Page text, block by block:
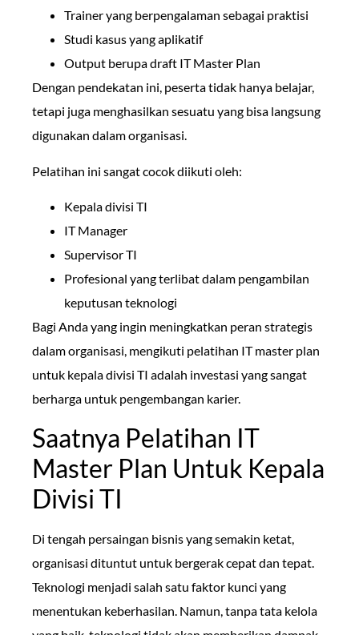
Trainer yang berpengalaman sebagai praktisi
Studi kasus yang aplikatif
Output berupa draft IT Master Plan
Dengan pendekatan ini, peserta tidak hanya belajar,
tetapi juga menghasilkan sesuatu yang bisa langsung
digunakan dalam organisasi.
Pelatihan ini sangat cocok diikuti oleh:
Kepala divisi TI
IT Manager
Supervisor TI
Profesional yang terlibat dalam pengambilan
keputusan teknologi
Bagi Anda yang ingin meningkatkan peran strategis
dalam organisasi, mengikuti pelatihan IT master plan
untuk kepala divisi TI adalah investasi yang sangat
berharga untuk pengembangan karier.
Saatnya Pelatihan IT
Master Plan Untuk Kepala
Divisi TI
Di tengah persaingan bisnis yang semakin ketat,
organisasi dituntut untuk bergerak cepat dan tepat.
Teknologi menjadi salah satu faktor kunci yang
menentukan keberhasilan. Namun, tanpa tata kelola